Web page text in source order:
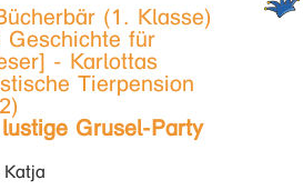
(1. Klasse)
Geschichte für
- Karlottas
Tierpension
Grusel-Party